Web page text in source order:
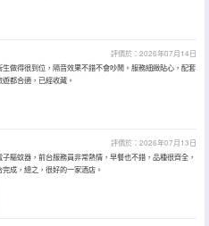
評價於：2026年07月14日
做得很到位，隔音效果不錯不會吵鬧。服務細緻貼心，配套
都合適，已經收藏。
評價於：2026年07月13日
驅蚊器，前台服務員非常熱情，早餐也不錯，品種很齊全，
成，總之，很好的一家酒店。